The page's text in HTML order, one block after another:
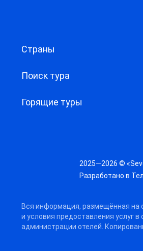
Страны
Поиск тура
Горящие туры
2025—2026 ©
Разработано в
Вся информация, размещённая на
и условия предоставления услуг
администрации отелей.